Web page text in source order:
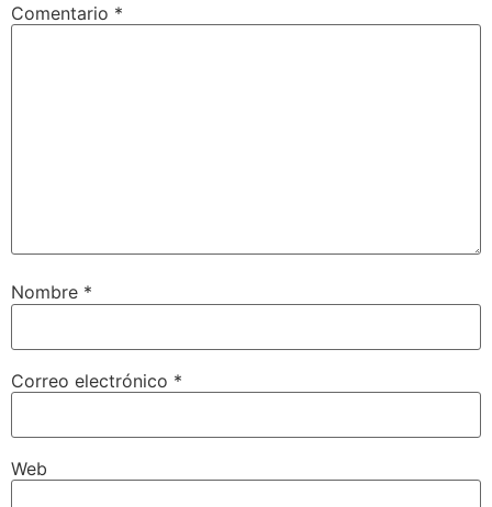
Comentario *
Nombre *
Correo electrónico *
Web